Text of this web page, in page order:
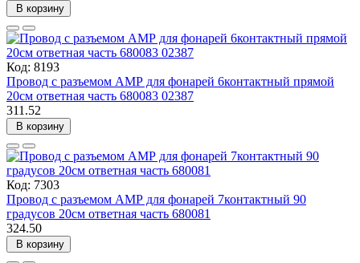
В корзину
Код: 8193
Провод с разъемом АМР для фонарей 6контактный прямой
20см ответная часть 680083 02387
311.52
В корзину
Код: 7303
Провод с разъемом АМР для фонарей 7контактный 90
градусов 20см ответная часть 680081
324.50
В корзину